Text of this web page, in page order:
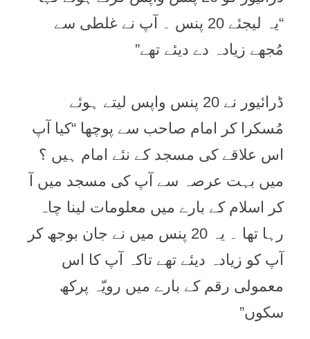
“یہ لیجئے 20 پنس ۔ آپ نے غلطی سے
مُجھے زیادہ دے دیئے تھے”
ڈرائیور نے 20 پنس واپس لیتے ہوئے
مُسکرا کر امام صاحب سے پوچھا “کیا آپ
اس علاقے کی مسجد کے نئے امام ہیں ؟
میں بہت عرصہ سے آپ کی مسجد میں آ
کر اسلام کے بارے میں معلومات لینا چاہ
رہا تھا ۔ یہ 20 پنس میں نے جان بوجھ کر
آپ کو زیادہ دیئے تھے تاکہ آپ کا اس
معمولی رقم کے بارے میں رویّہ پرکھ
سکوں”